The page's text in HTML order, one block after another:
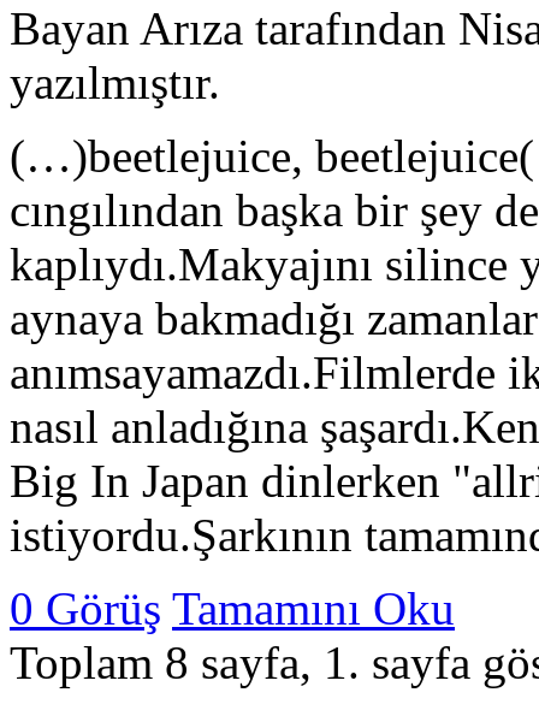
Bayan Arıza tarafından
yazılmıştır.
(…)beetlejuice,
cıngılından başka bir şey
kaplıydı.Makyajını
aynaya bakmadığı
anımsayamazdı.Filmlerde
nasıl anladığına
Big In Japan dinlerken
istiyordu.Şarkının
0 Görüş Tamamını Oku
Toplam 8 sayfa, 1. sayfa